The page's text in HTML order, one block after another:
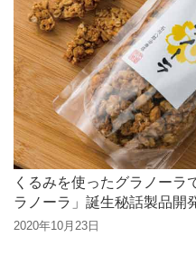
くるみを使ったグラノーラ
ラノーラ」誕生秘話製品開
2020年10月23日